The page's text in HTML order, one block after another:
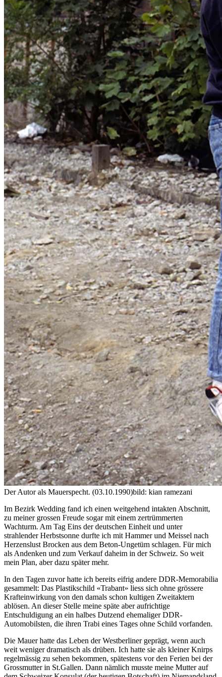
Der Autor als Mauerspecht. (03.10.1990)bild: kian ramezani
Im Bezirk Wedding fand ich einen weitgehend intakten Abschnitt,
zu meiner grossen Freude sogar mit einem zertrümmerten
Wachturm. Am Tag Eins der deutschen Einheit und unter
strahlender Herbstsonne durfte ich mit Hammer und Meissel nach
Herzenslust Brocken aus dem Beton-Ungetüm schlagen. Für mich
als Andenken und zum Verkauf daheim in der Schweiz. So weit
mein Plan, aber dazu später mehr.
In den Tagen zuvor hatte ich bereits eifrig andere DDR-Memorabilia
gesammelt: Das Plastikschild «Trabant» liess sich ohne grössere
Krafteinwirkung von den damals schon kultigen Zweitaktern
ablösen. An dieser Stelle meine späte aber aufrichtige
Entschuldigung an ein halbes Dutzend ehemaliger DDR-
Automobilsten, die ihren Trabi eines Tages ohne Schild vorfanden.
Die Mauer hatte das Leben der Westberliner geprägt, wenn auch
weit weniger dramatisch als drüben. Ich hatte sie als kleiner Knirps
regelmässig zu sehen bekommen, spätestens vor den Ferien bei der
Grossmutter in St.Gallen. Dann nämlich musste meine Mutter auf